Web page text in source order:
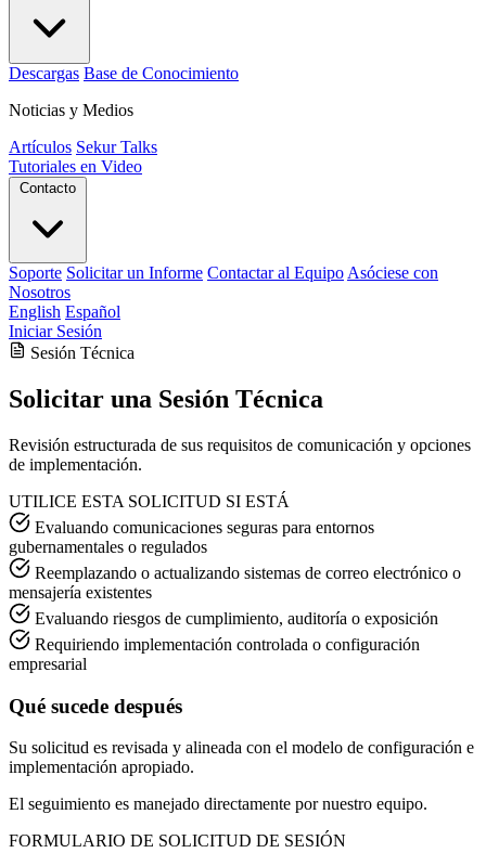
Descargas Base de Conocimiento
Noticias y Medios
Artículos Sekur Talks
Tutoriales en Video
Contacto
Soporte Solicitar un Informe Contactar al Equipo Asóciese con
Nosotros
English Español
Iniciar Sesión
Sesión Técnica
Solicitar una Sesión Técnica
Revisión estructurada de sus requisitos de comunicación y opciones
de implementación.
UTILICE ESTA SOLICITUD SI ESTÁ
Evaluando comunicaciones seguras para entornos
gubernamentales o regulados
Reemplazando o actualizando sistemas de correo electrónico o
mensajería existentes
Evaluando riesgos de cumplimiento, auditoría o exposición
Requiriendo implementación controlada o configuración
empresarial
Qué sucede después
Su solicitud es revisada y alineada con el modelo de configuración e
implementación apropiado.
El seguimiento es manejado directamente por nuestro equipo.
FORMULARIO DE SOLICITUD DE SESIÓN